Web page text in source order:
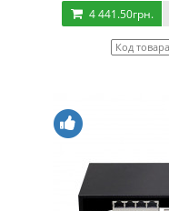
4 441.50грн.
Код